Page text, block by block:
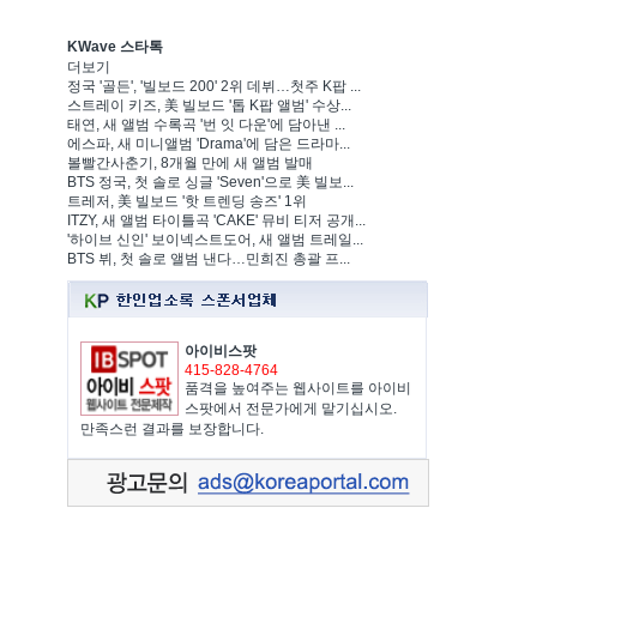
KWave 스타톡
더보기
정국 '골든', '빌보드 200' 2위 데뷔…첫주 K팝 ...
스트레이 키즈, 美 빌보드 '톱 K팝 앨범' 수상...
태연, 새 앨범 수록곡 '번 잇 다운'에 담아낸 ...
에스파, 새 미니앨범 'Drama'에 담은 드라마...
볼빨간사춘기, 8개월 만에 새 앨범 발매
BTS 정국, 첫 솔로 싱글 'Seven'으로 美 빌보...
트레저, 美 빌보드 '핫 트렌딩 송즈' 1위
ITZY, 새 앨범 타이틀곡 'CAKE' 뮤비 티저 공개...
'하이브 신인' 보이넥스트도어, 새 앨범 트레일...
BTS 뷔, 첫 솔로 앨범 낸다…민희진 총괄 프...
아이비스팟
415-828-4764
품격을 높여주는 웹사이트를 아이비
스팟에서 전문가에게 맡기십시오.
만족스런 결과를 보장합니다.